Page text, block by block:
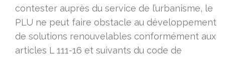
contester auprès du service de l’urbanisme, le
PLU ne peut faire obstacle au développement
de solutions renouvelables conformément aux
articles L 111-16 et suivants du code de